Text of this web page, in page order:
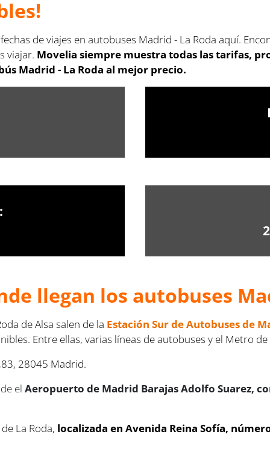
de viajes en autobuses Madrid - La Roda aquí.
viajar. Movelia siempre muestra todas las tarifas,
Madrid - La Roda al mejor precio.
llegan los autobuses
de Alsa salen de la Estación Sur de Autobuses de
Entre ellas, varias líneas de autobuses y el Metro
28045 Madrid.
elAeropuerto de Madrid Barajas Adolfo Suarez,
La Roda, localizada en Avenida Reina Sofía,